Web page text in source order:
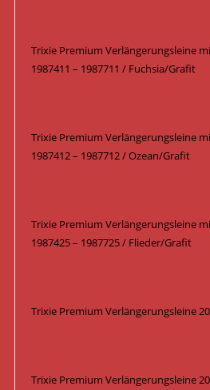
Trixie Premium Verlängerungsleine
1987411 – 1987711 / Fuchsia/Grafit
Trixie Premium Verlängerungsleine
1987412 – 1987712 / Ozean/Grafit
Trixie Premium Verlängerungsleine
1987425 – 1987725 / Flieder/Grafit
Trixie Premium Verlängerungsleine
Trixie Premium Verlängerungsleine